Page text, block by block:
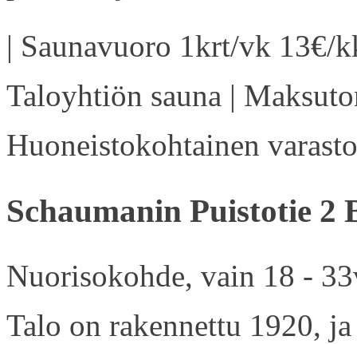
| Saunavuoro 1krt/vk 13€/
Taloyhtiön sauna |
Huoneistokohtainen
Schaumanin Puistotie 2
Nuorisokohde, vain 18 -
Talo on rakennettu 1920,